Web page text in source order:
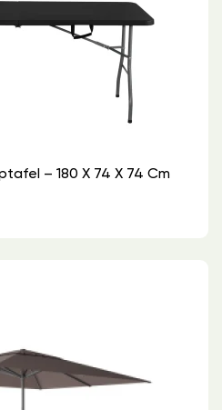
– 180 X 74 X 74 Cm